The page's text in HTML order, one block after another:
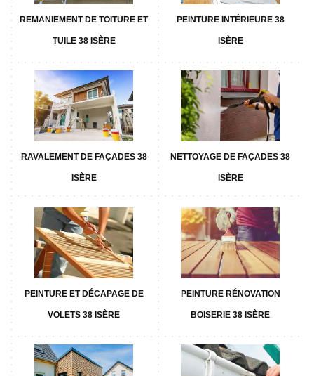
REMANIEMENT DE TOITURE ET
TUILE 38 ISÈRE
PEINTURE INTÉRIEURE 38
ISÈRE
RAVALEMENT DE FAÇADES 38
ISÈRE
NETTOYAGE DE FAÇADES 38
ISÈRE
PEINTURE ET DÉCAPAGE DE
VOLETS 38 ISÈRE
PEINTURE RÉNOVATION
BOISERIE 38 ISÈRE